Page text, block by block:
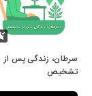
سرطان، زندگی پس از
تشخیص